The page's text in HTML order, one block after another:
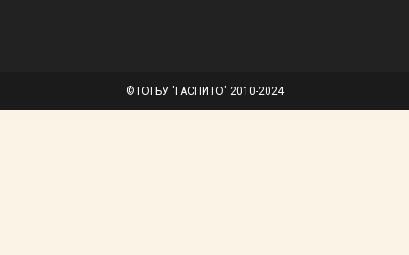
©ТОГБУ "ГАСПИТО" 2010-2024